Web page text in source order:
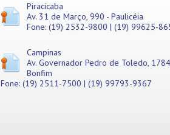
Piracicaba
Av. 31 de Março, 990 - Paulicéia
Fone: (19) 2532-9800 | (19) 99625-
Campinas
Av. Governador Pedro de Toledo,
Bonfim
Fone: (19) 2511-7500 | (19) 99793-9367